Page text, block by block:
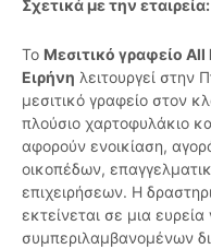
Σχετικά με την εταιρεία:
Το Μεσιτικό γραφείο
Ειρήνη λειτουργεί στην
μεσιτικό γραφείο στον
πλούσιο χαρτοφυλάκιο
αφορούν ενοικίαση,
οικοπέδων,
επιχειρήσεων. Η
εκτείνεται σε μια
συμπεριλαμβανομένων